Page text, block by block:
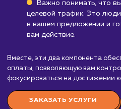
Стоимость
целевой
от 40 000 ₽